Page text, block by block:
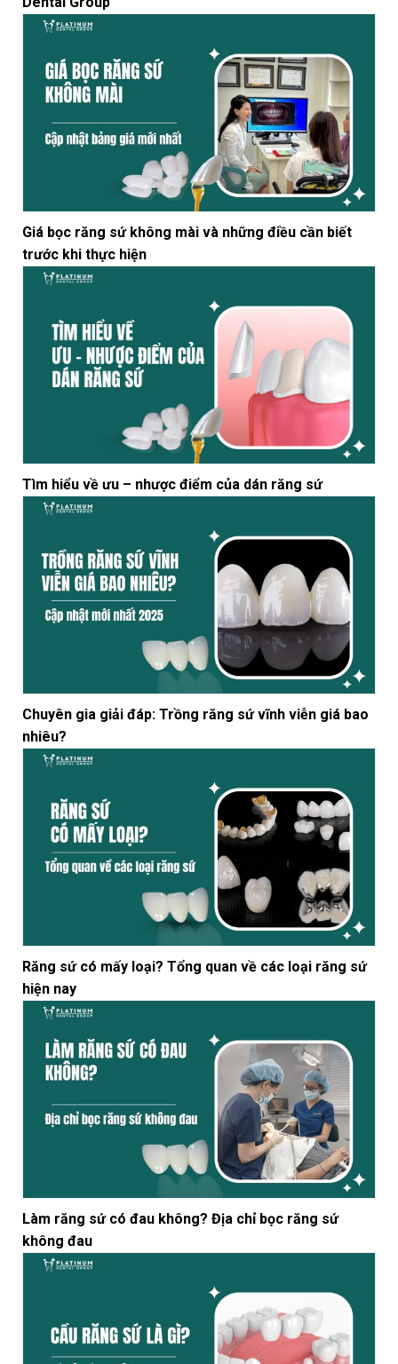
Giá bọc răng sứ không mài và những điều cần biết
trước khi thực hiện
Tìm hiểu về ưu – nhược điểm của dán răng sứ
Chuyên gia giải đáp: Trồng răng sứ vĩnh viễn giá bao
nhiêu?
Răng sứ có mấy loại? Tổng quan về các loại răng sứ
hiện nay
Làm răng sứ có đau không? Địa chỉ bọc răng sứ
không đau